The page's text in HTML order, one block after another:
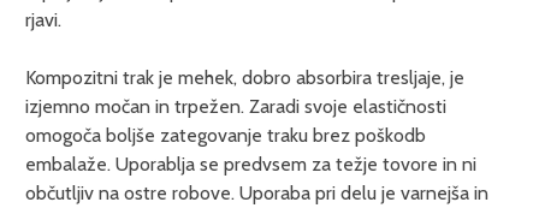
rjavi.
Kompozitni trak je mehek, dobro absorbira tresljaje, je
izjemno močan in trpežen. Zaradi svoje elastičnosti
omogoča boljše zategovanje traku brez poškodb
embalaže. Uporablja se predvsem za težje tovore in ni
občutljiv na ostre robove. Uporaba pri delu je varnejša in